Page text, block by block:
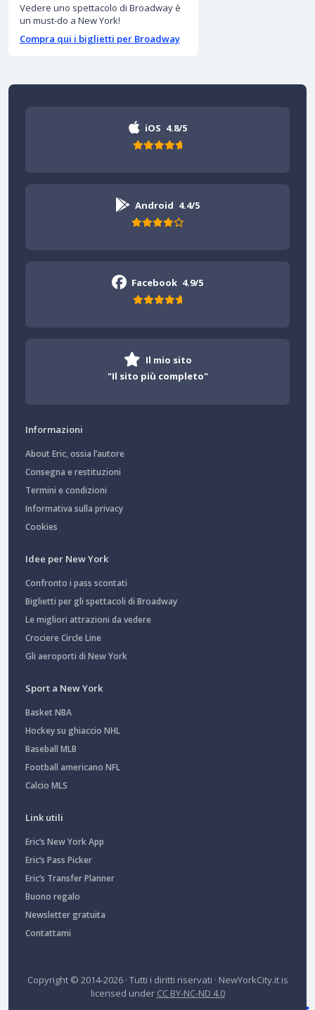
Vedere uno spettacolo di Broadway è
un must-do a New York!
Compra qui i biglietti per Broadway
iOS 4.8/5
Android 4.4/5
Facebook 4.9/5
Il mio sito
"Il sito più completo"
Informazioni
About Eric, ossia l’autore
Consegna e restituzioni
Termini e condizioni
Informativa sulla privacy
Cookies
Idee per New York
Confronto i pass scontati
Biglietti per gli spettacoli di Broadway
Le migliori attrazioni da vedere
Crociere Circle Line
Gli aeroporti di New York
Sport a New York
Basket NBA
Hockey su ghiaccio NHL
Baseball MLB
Football americano NFL
Calcio MLS
Link utili
Eric’s New York App
Eric’s Pass Picker
Eric’s Transfer Planner
Buono regalo
Newsletter gratuita
Contattami
Copyright © 2014-2026 · Tutti i diritti riservati · NewYorkCity.itis
licensed under CC BY-NC-ND 4.0